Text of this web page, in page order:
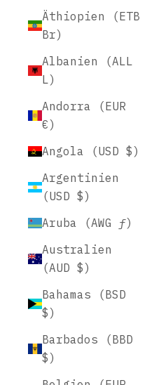
Äthiopien (ETB
Br)
Albanien (ALL
L)
Andorra (EUR
€)
Angola (USD $)
Argentinien
(USD $)
Aruba (AWG ƒ)
Australien
(AUD $)
Bahamas (BSD
$)
Barbados (BBD
$)